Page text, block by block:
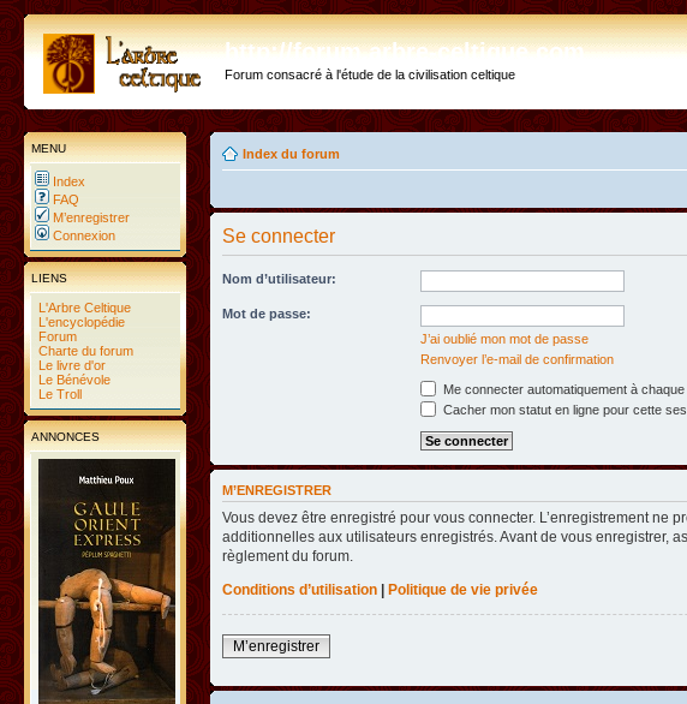
http://forum.arbre-celtique.com
Forum consacré à l'étude de la civilisation celtique
MENU
Index
FAQ
M’enregistrer
Connexion
LIENS
L'Arbre Celtique
L'encyclopédie
Forum
Charte du forum
Le livre d'or
Le Bénévole
Le Troll
ANNONCES
Index du forum
Se connecter
Nom d’utilisateur:
Mot de passe:
J’ai oublié mon mot de passe
Renvoyer l’e-mail de confirmation
Me connecter automatiquement à
Cacher mon statut en ligne pour cette
M’ENREGISTRER
Vous devez être enregistré pour vous connecter. L’enregistrement ne
additionnelles aux utilisateurs enregistrés. Avant de vous enregistrer,
règlement du forum.
Conditions d’utilisation
Politique de vie privée
M’enregistrer